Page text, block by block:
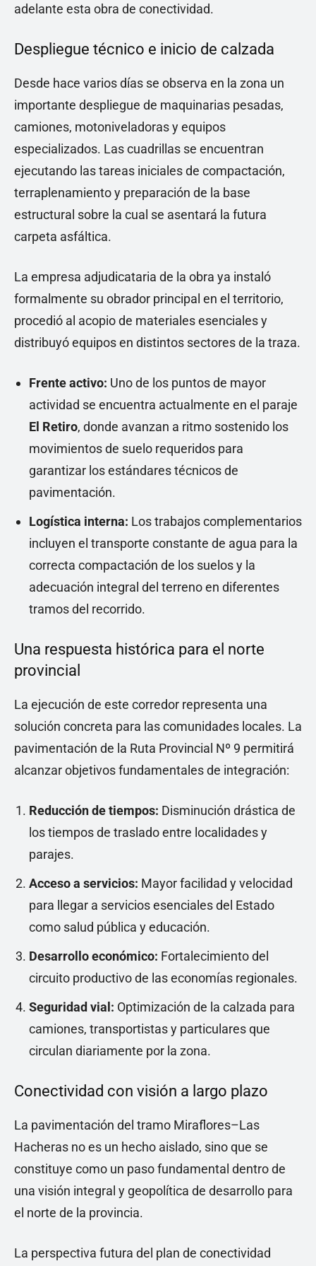
adelante esta obra de conectividad.
Despliegue técnico e inicio de calzada
Desde hace varios días se observa en la zona un
importante despliegue de maquinarias pesadas,
camiones, motoniveladoras y equipos
especializados. Las cuadrillas se encuentran
ejecutando las tareas iniciales de compactación,
terraplenamiento y preparación de la base
estructural sobre la cual se asentará la futura
carpeta asfáltica.
La empresa adjudicataria de la obra ya instaló
formalmente su obrador principal en el territorio,
procedió al acopio de materiales esenciales y
distribuyó equipos en distintos sectores de la traza.
Frente activo: Uno de los puntos de mayor
actividad se encuentra actualmente en el paraje
El Retiro, donde avanzan a ritmo sostenido los
movimientos de suelo requeridos para
garantizar los estándares técnicos de
pavimentación.
Logística interna: Los trabajos complementarios
incluyen el transporte constante de agua para la
correcta compactación de los suelos y la
adecuación integral del terreno en diferentes
tramos del recorrido.
Una respuesta histórica para el norte
provincial
La ejecución de este corredor representa una
solución concreta para las comunidades locales. La
pavimentación de la Ruta Provincial Nº 9 permitirá
alcanzar objetivos fundamentales de integración:
Reducción de tiempos: Disminución drástica de
los tiempos de traslado entre localidades y
parajes.
Acceso a servicios: Mayor facilidad y velocidad
para llegar a servicios esenciales del Estado
como salud pública y educación.
Desarrollo económico: Fortalecimiento del
circuito productivo de las economías regionales.
Seguridad vial: Optimización de la calzada para
camiones, transportistas y particulares que
circulan diariamente por la zona.
Conectividad con visión a largo plazo
La pavimentación del tramo Miraflores–Las
Hacheras no es un hecho aislado, sino que se
constituye como un paso fundamental dentro de
una visión integral y geopolítica de desarrollo para
el norte de la provincia.
La perspectiva futura del plan de conectividad